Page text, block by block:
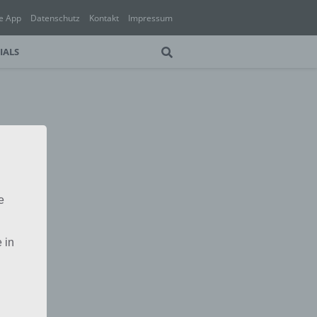
App Datenschutz Kontakt Impressum
in